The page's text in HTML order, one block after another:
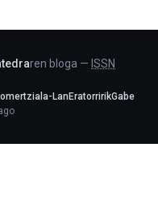
ren bloga — ISSN
LanEratorririkGabe